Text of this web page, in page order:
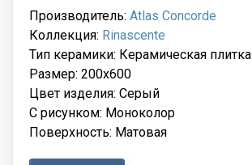
Производитель: Atlas Concorde
Коллекция: Rinascente
Тип керамики: Керамическая плитка
Размер: 200x600
Цвет изделия: Серый
С рисунком: Моноколор
Поверхность: Матовая